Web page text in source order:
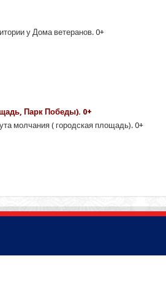
у Дома ветеранов. 0+
Парк Победы). 0+
молчания ( городская площадь). 0+